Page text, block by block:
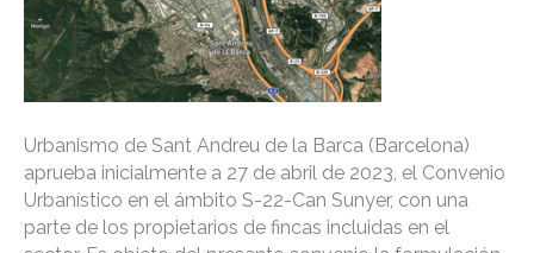
Urbanismo de Sant Andreu de la Barca (Barcelona)
aprueba inicialmente a 27 de abril de 2023, el Convenio
Urbanístico en el ámbito S-22-Can Sunyer, con una
parte de los propietarios de fincas incluidas en el